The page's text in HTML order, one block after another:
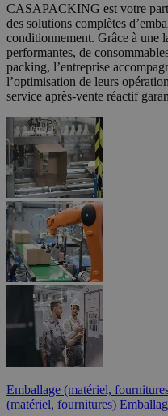
CASAPACKING est votre
des solutions complètes
conditionnement. Grâce à une
performantes, de
packing, l’entreprise
l’optimisation de leurs
service après-vente réactif
Emballage (matériel,
(matériel, fournitures)